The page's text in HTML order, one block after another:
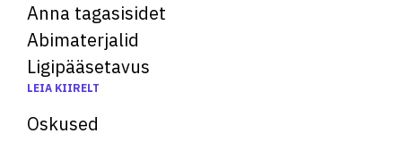
Anna tagasisidet
Abimaterjalid
Ligipääsetavus
LEIA KIIRELT
Oskused